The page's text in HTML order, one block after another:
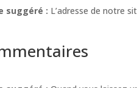
suggéré : L’adresse de notre